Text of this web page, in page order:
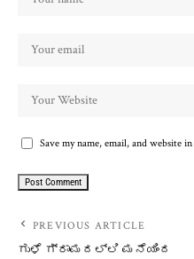
Save my name, email, and website
PREVIOUS ARTICLE
ಗುಳೆ ಗ್ರಾಮದಲ್ಲಿ ಮನೆಯಿಂದ